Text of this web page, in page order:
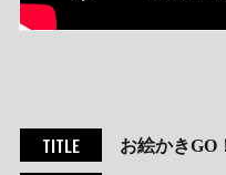
TITLE お絵かきGO